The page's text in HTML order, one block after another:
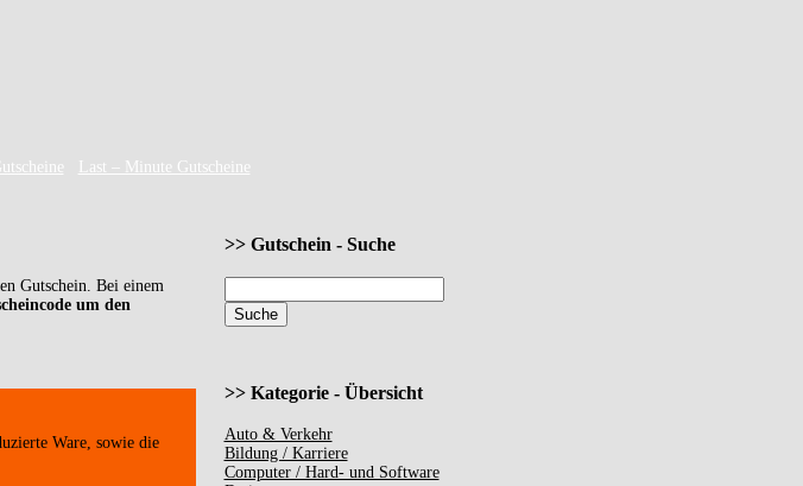
Last – Minute Gutscheine
Gutschein. Bei einem
um den
Ware, sowie die
>> Gutschein - Suche
>> Kategorie - Übersicht
Auto & Verkehr
Bildung / Karriere
Computer / Hard- und Software